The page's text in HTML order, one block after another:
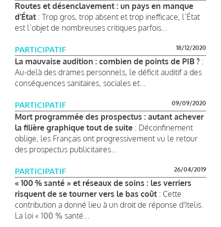
Routes et désenclavement : un pays en manque
d’État : Trop gros, trop absent et trop inefficace, l’État
est l’objet de nombreuses critiques parfois...
PARTICIPATIF 18/12/2020
La mauvaise audition : combien de points de PIB ? :
Au-delà des drames personnels, le déficit auditif a des
conséquences sanitaires, sociales et...
PARTICIPATIF 09/09/2020
Mort programmée des prospectus : autant achever
la filière graphique tout de suite : Déconfinement
oblige, les Français ont progressivement vu le retour
des prospectus publicitaires...
PARTICIPATIF 26/04/2019
« 100 % santé » et réseaux de soins : les verriers
risquent de se tourner vers le bas coût : Cette
contribution a donné lieu à un droit de réponse d'Itelis.
La loi « 100 % santé...